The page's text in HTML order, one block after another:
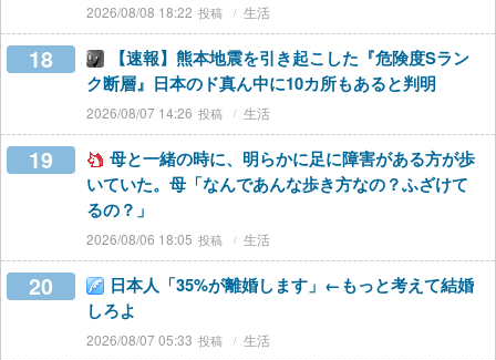
2026/08/08 18:22 生活
18
【速報】熊本地震を引き起こした『危険度Sラン
ク断層』日本のド真ん中に10カ所もあると判明
2026/08/07 14:26 生活
19
母と一緒の時に、明らかに足に障害がある方が歩
いていた。母「なんであんな歩き方なの？ふざけて
るの？」
2026/08/06 18:05 生活
20
日本人「35%が離婚します」←もっと考えて結婚
しろよ
2026/08/07 05:33 生活